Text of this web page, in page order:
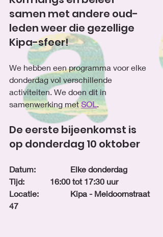
samen met andere oud-
leden weer die gezellige
Kipa-sfeer!
We hebben een programma voor elke
donderdag vol verschillende
activiteiten. We doen dit in
samenwerking met SOL.
De eerste bijeenkomst is
op donderdag 10 oktober
Datum:		Elke donderdag
Tijd:		16:00 tot 17:30 uur
Locatie:		Kipa - Meidoornstraat
47